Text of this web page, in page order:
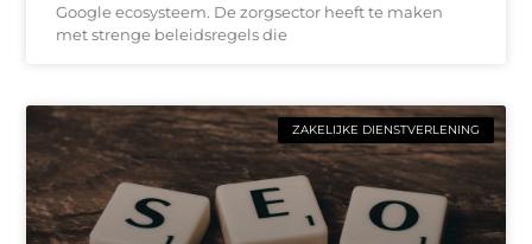
Google ecosysteem. De zorgsector heeft te maken
met strenge beleidsregels die
ZAKELIJKE DIENSTVERLENING